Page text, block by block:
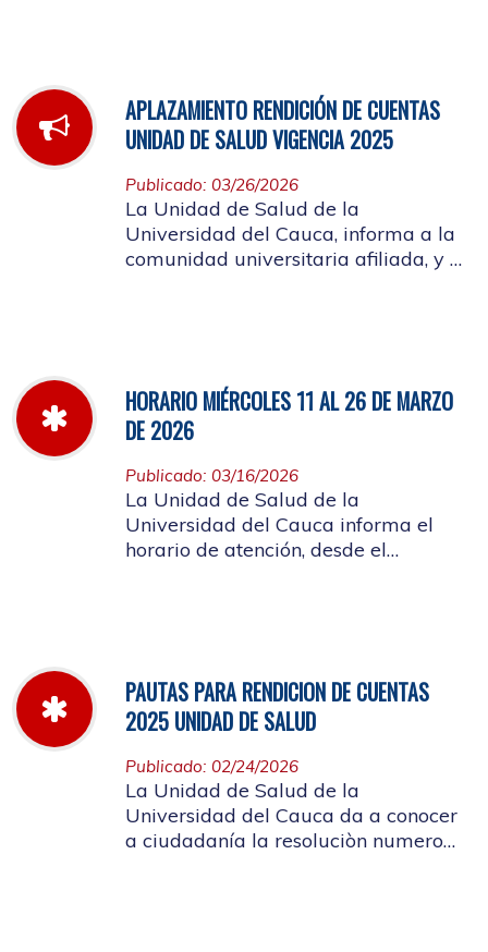
APLAZAMIENTO RENDICIÓN DE CUENTAS
UNIDAD DE SALUD VIGENCIA 2025
Publicado: 03/26/2026
La Unidad de Salud de la
Universidad del Cauca, informa a la
comunidad universitaria afiliada, y a
HORARIO MIÉRCOLES 11 AL 26 DE MARZO
DE 2026
Publicado: 03/16/2026
La Unidad de Salud de la
Universidad del Cauca informa el
horario de atención, desde el
PAUTAS PARA RENDICION DE CUENTAS
2025 UNIDAD DE SALUD
Publicado: 02/24/2026
La Unidad de Salud de la
Universidad del Cauca da a conocer
a ciudadanía la resoluciòn numero